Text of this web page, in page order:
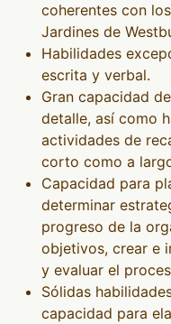
coherentes con
Jardines de
Habilidades
escrita y verbal.
Gran capacidad
detalle, así como
actividades de
corto como a
Capacidad para
determinar
progreso de la
objetivos, crear e
y evaluar el
Sólidas
capacidad para